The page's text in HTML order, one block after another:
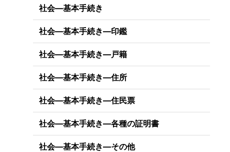
社会―基本手続き
社会―基本手続き―印鑑
社会―基本手続き―戸籍
社会―基本手続き―住所
社会―基本手続き―住民票
社会―基本手続き―各種の証明書
社会―基本手続き―その他